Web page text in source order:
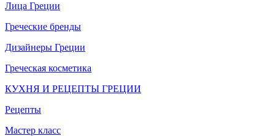
Лица Греции
Греческие бренды
Дизайнеры Греции
Греческая косметика
КУХНЯ И РЕЦЕПТЫ ГРЕЦИИ
Рецепты
Мастер класс